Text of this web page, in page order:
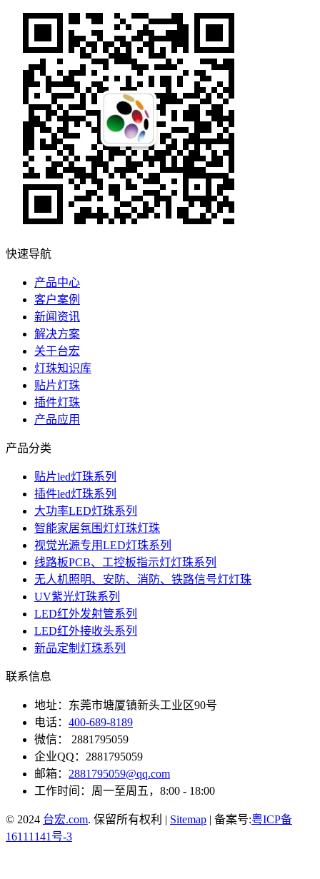
快速导航
产品中心
客户案例
新闻资讯
解决方案
关于台宏
灯珠知识库
贴片灯珠
插件灯珠
产品应用
产品分类
贴片led灯珠系列
插件led灯珠系列
大功率LED灯珠系列
智能家居氛围灯灯珠灯珠
视觉光源专用LED灯珠系列
线路板PCB、工控板指示灯灯珠系列
无人机照明、安防、消防、铁路信号灯灯珠
UV紫光灯珠系列
LED红外发射管系列
LED红外接收头系列
新品定制灯珠系列
联系信息
地址：东莞市塘厦镇新头工业区90号
电话： 400-689-8189
微信： 2881795059
企业QQ：2881795059
邮箱： 2881795059@qq.com
工作时间：周一至周五，8:00 - 18:00
© 2024 台宏.com. 保留所有权利 | Sitemap | 备案号:粤ICP备
16111141号-3